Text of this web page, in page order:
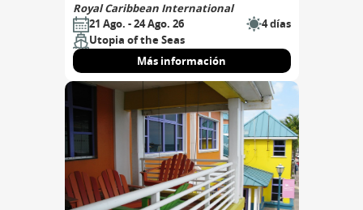
Royal Caribbean International
21 Ago. - 24 Ago. 26
4 días
Utopia of the Seas
Más información